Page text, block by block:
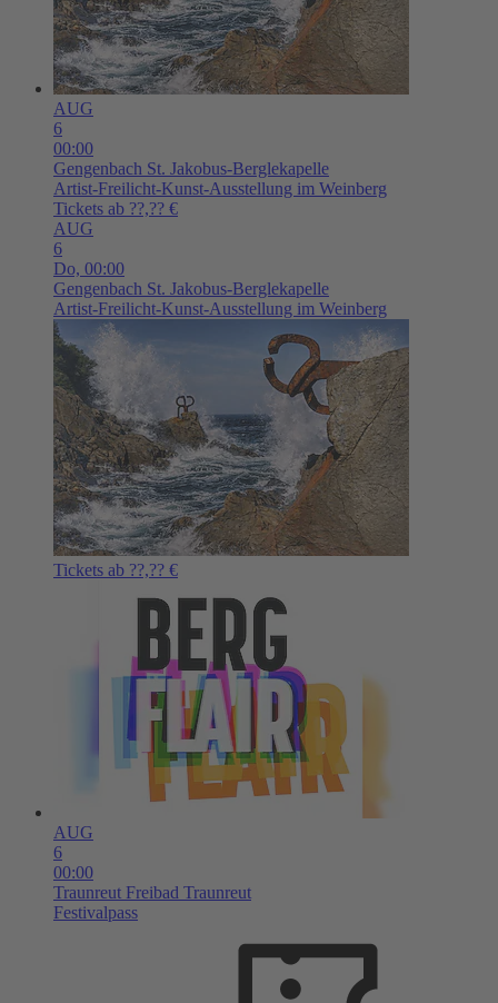
AUG
6
00:00
Gengenbach St. Jakobus-Berglekapelle
Artist-Freilicht-Kunst-Ausstellung im Weinberg
Tickets ab ??,?? €
AUG
6
Do, 00:00
Gengenbach St. Jakobus-Berglekapelle
Artist-Freilicht-Kunst-Ausstellung im Weinberg
Tickets ab ??,?? €
AUG
6
00:00
Traunreut Freibad Traunreut
Festivalpass